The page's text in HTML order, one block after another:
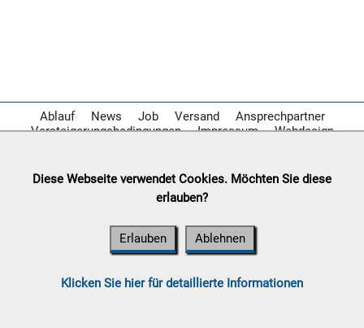
Ablauf News Job Versand
Ansprechpartner
Versteigerungsbedingungen
Impressum Webdesign
Diese Webseite verwendet Cookies. Möchten Sie diese
erlauben?
Erlauben Ablehnen
Klicken Sie hier für detaillierte Informationen